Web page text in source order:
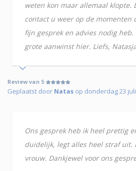
weten kon maar allemaal klopte.
contact u weer op de momenten
fijn gesprek en advies nodig
grote aanwinst hier. Liefs,
Review van 5
Geplaatst door Natas op donderdag 23
Ons gesprek heb ik heel prettig
duidelijk, legt alles heel straf uit.
vrouw. Dankjewel voor ons